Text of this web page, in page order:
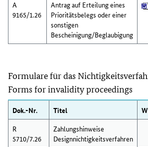
A
9165/1.26
Antrag auf Erteilung eines
Prioritätsbelegs oder einer
sonstigen
Bescheinigung/Beglaubigung
Formulare für das
Forms for invalidity proceedings
Dok.-Nr. Titel
R
5710/7.26
Zahlungshinweise
Designnichtigkeitsverfahren